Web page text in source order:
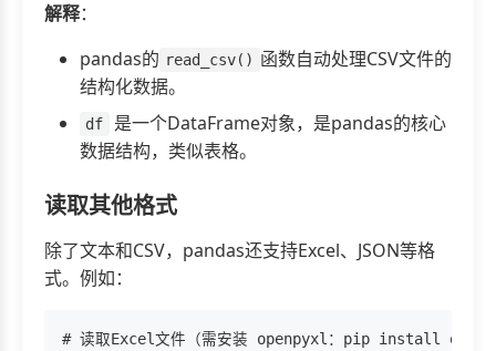
解释：
pandas的 read_csv() 函数自动处理CSV文件的
结构化数据。
df
是一个DataFrame对象，是pandas的核心
数据结构，类似表格。
读取其他格式
除了文本和CSV，pandas还支持Excel、JSON等格
式。例如：
# 读取Excel文件（需安装 openpyxl：pip install